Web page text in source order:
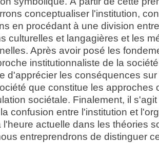
conceptualiser l'institution,
en procédant à une division
culturelles et langagières et les
Après avoir posé les
institutionnaliste de la
d'apprécier les conséquences
que constitue les approches
sociétale. Finalement, il
confusion entre l'institution et
l'heure actuelle dans les théories
entreprendrons de distinguer